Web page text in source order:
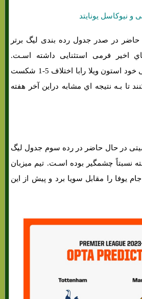
نیوکاسل یونایتد
حاضر در صدر جدول رده بندی لیگ برتر
اخیر فرمی استثنایی داشته اسـت.
سرخابی ها در بازی قبلی خود استون ویلا رابا اختلاف 5-1 شکست
تا بـه نتیجه اي مشابه دراین آخر هفته
در حال حاضر در رده سوم جدول لیگ
نسبتاً چشمگیر بوده اسـت. تیم میزبان
یوفا را مقابل سویا برد و پیش از این